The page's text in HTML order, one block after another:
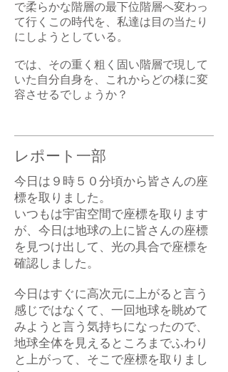
で柔らかな階層の最下位階層へ変わっ
て行くこの時代を、私達は目の当たり
にしようとしている。
では、その重く粗く固い階層で現して
いた自分自身を、これからどの様に変
容させるでしょうか？
レポート一部
今日は９時５０分頃から皆さんの座
標を取りました。
いつもは宇宙空間で座標を取ります
が、今日は地球の上に皆さんの座標
を見つけ出して、光の具合で座標を
確認しました。
今日はすぐに高次元に上がると言う
感じではなくて、一回地球を眺めて
みようと言う気持ちになったので、
地球全体を見えるところまでふわり
と上がって、そこで座標を取りまし